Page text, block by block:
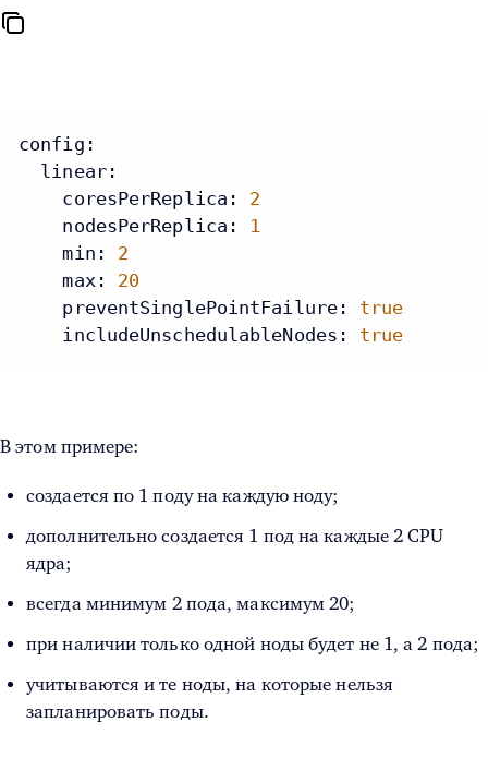
config:
linear:
coresPerReplica:
2
nodesPerReplica:
1
min:
2
max:
20
preventSinglePointFailure:
true
includeUnschedulableNodes:
true
В этом примере:
создается по 1 поду на каждую ноду;
дополнительно создается 1 под на каждые 2 CPU
ядра;
всегда минимум 2 пода, максимум 20;
при наличии только одной ноды будет не 1, а 2 пода;
учитываются и те ноды, на которые нельзя
запланировать поды.